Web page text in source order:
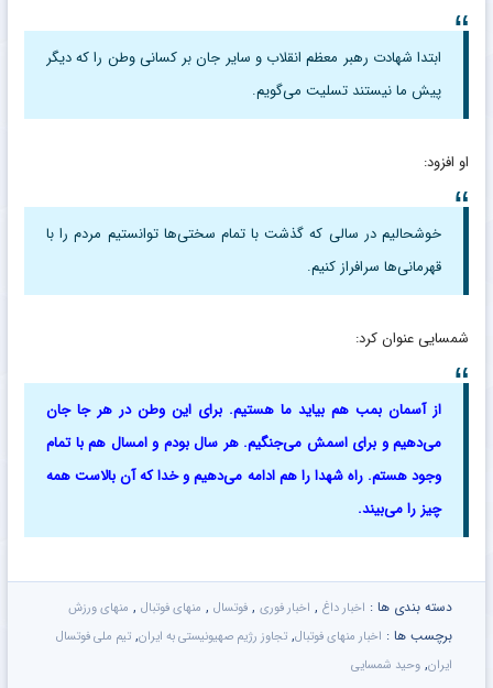
ابتدا شهادت رهبر معظم انقلاب و سایر جان بر کسانی وطن را که دیگر
پیش ما نیستند تسلیت می‌گویم.
او افزود:
خوشحالیم در سالی که گذشت با تمام سختی‌ها توانستیم مردم را با
قهرمانی‌ها سرافراز کنیم.
شمسایی عنوان کرد:
از آسمان بمب هم بیاید ما هستیم. برای این وطن در هر جا جان
می‌دهیم و برای اسمش می‌جنگیم. هر سال بودم و امسال هم با تمام
وجود هستم. راه شهدا را هم ادامه می‌دهیم و خدا که آن بالاست همه
چیز را می‌بیند.
دسته بندی ها : اخبار داغ , اخبار فوری , فوتسال , منهای فوتبال , منهای ورزش
برچسب ها : اخبار منهای فوتبال, تجاوز رژیم صهیونیستی به ایران, تیم ملی فوتسال
ایران, وحید شمسایی